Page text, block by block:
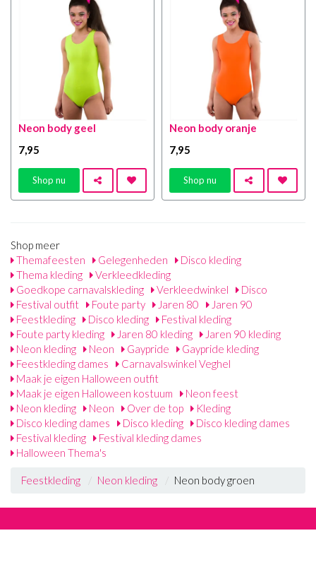
Neon body geel
7 ,95
Shop nu
Neon body oranje
7 ,95
Shop nu
Shop meer
Themafeesten
Gelegenheden
Disco kleding
Thema kleding
Verkleedkleding
Goedkope carnavalskleding
Verkleedwinkel
Disco
Festival outfit
Foute party Jaren 80
Jaren 90
Feestkleding
Disco kleding
Festival kleding
Foute party kleding
Jaren 80 kleding
Jaren 90 kleding
Neon kleding
Neon Gaypride
Gaypride kleding
Feestkleding dames
Carnavalswinkel Veghel
Maak je eigen Halloween outfit
Maak je eigen Halloween kostuum
Neon feest
Neon kleding
Neon Over de top
Kleding
Disco kleding dames
Disco kleding
Disco kleding dames
Festival kleding
Festival kleding dames
Halloween Thema's
Feestkleding Neon kleding Neon body groen